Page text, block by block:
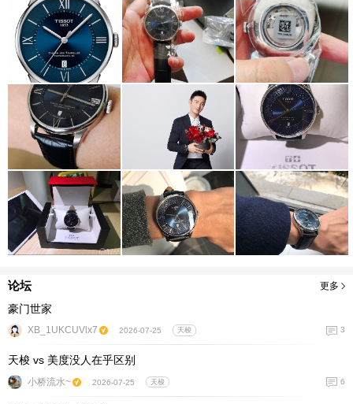
论坛 更多
豪门世家
XB_1UKCUVlx7 2026-07-25 天梭 3
天梭 vs 美度没人在乎区别
小桥流水~ 2026-07-25 天梭 6